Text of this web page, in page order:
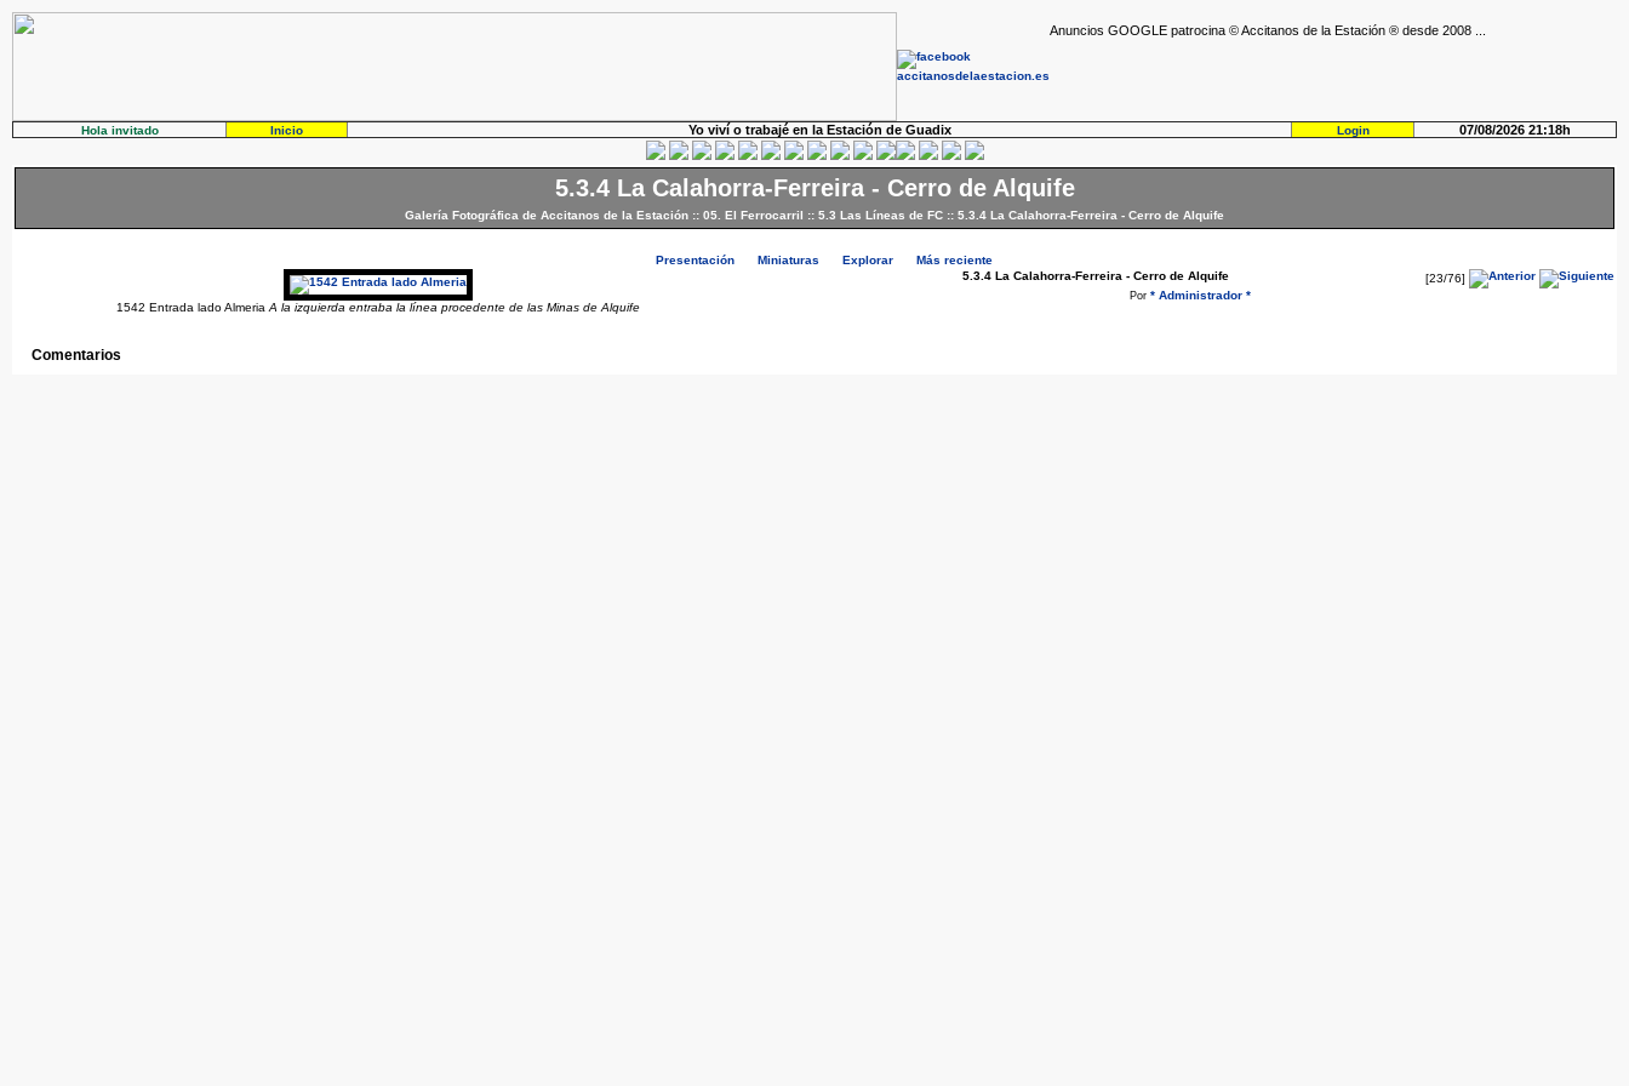
Anuncios GOOGLE patrocina © Accitanos de la Estación ® desde 2008 ...
Hola invitado Inicio Yo viví o trabajé en la Estación de Guadix Login 07/08/2026 21:18h
5.3.4 La Calahorra-Ferreira - Cerro de Alquife
Galería Fotográfica de Accitanos de la Estación :: 05. El Ferrocarril :: 5.3 Las Líneas de FC :: 5.3.4 La Calahorra-Ferreira - Cerro de Alquife
Presentación Miniaturas Explorar Más reciente
1542 Entrada lado Almeria A la izquierda entraba la línea procedente de las Minas de Alquife
[23/76]
5.3.4 La Calahorra-Ferreira - Cerro de Alquife
Por * Administrador *
Comentarios